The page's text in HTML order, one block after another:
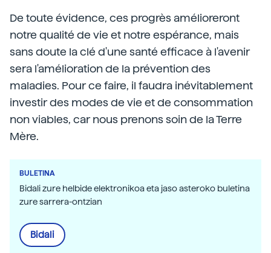
De toute évidence, ces progrès amélioreront
notre qualité de vie et notre espérance, mais
sans doute la clé d'une santé efficace à l'avenir
sera l'amélioration de la prévention des
maladies. Pour ce faire, il faudra inévitablement
investir des modes de vie et de consommation
non viables, car nous prenons soin de la Terre
Mère.
BULETINA
Bidali zure helbide elektronikoa eta jaso asteroko buletina
zure sarrera-ontzian
Bidali